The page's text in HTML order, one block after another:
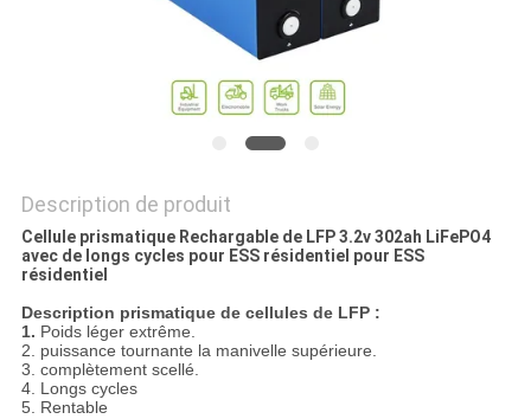
Description de produit
Cellule prismatique Rechargable de LFP 3.2v 302ah LiFePO4
avec de longs cycles pour ESS résidentiel pour ESS
résidentiel
Description prismatique de cellules de LFP :
1. Poids léger extrême.
2. puissance tournante la manivelle supérieure.
3. complètement scellé.
4. Longs cycles
5. Rentable